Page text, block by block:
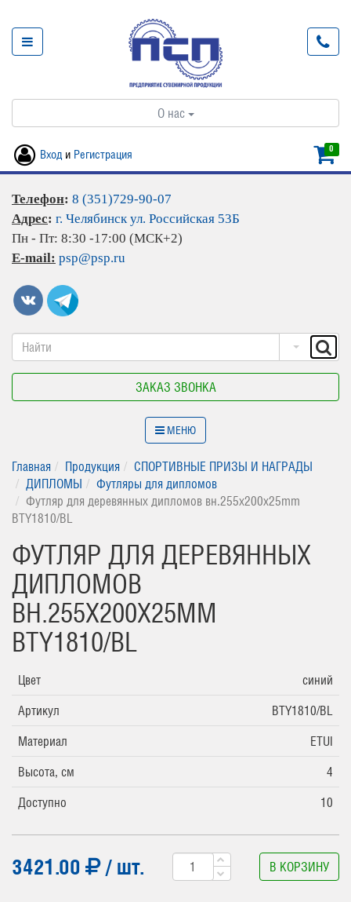
О нас
0
Вход и Регистрация
Телефон: 8 (351)729-90-07
Адрес: г. Челябинск ул. Российская 53Б
Пн - Пт: 8:30 -17:00 (МСК+2)
E-mail: psp@psp.ru
ЗАКАЗ ЗВОНКА
МЕНЮ
Главная Продукция
СПОРТИВНЫЕ ПРИЗЫ И НАГРАДЫ
ДИПЛОМЫ
Футляры для дипломов
Футляр для деревянных дипломов вн.255х200х25mm
BTY1810/BL
ФУТЛЯР ДЛЯ ДЕРЕВЯННЫХ
ДИПЛОМОВ
ВН.255Х200Х25MM
BTY1810/BL
Цвет
синий
Артикул
BTY1810/BL
Материал
ETUI
Высота, см
4
Доступно
10
3421.00 / шт. В КОРЗИНУ